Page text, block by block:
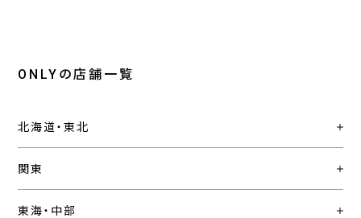
ONLYの店舗一覧
北海道・東北
関東
東海・中部